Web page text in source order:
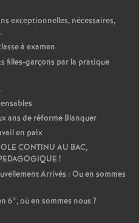
exceptionnelles, nécessaires,
à examen
filles-garçons par la pratique
ans de réforme Blanquer
en paix
CONTINU AU BAC,
!
Arrivés : Ou en sommes
6°, où en sommes nous ?